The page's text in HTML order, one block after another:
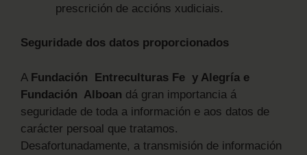
prescrición de accións xudiciais.
Seguridade dos datos proporcionados
A Fundación Entreculturas Fe y Alegría e
Fundación Alboan dá gran importancia á
seguridade de toda a información e aos datos de
carácter persoal que tratamos.
Desafortunadamente, a transmisión de información